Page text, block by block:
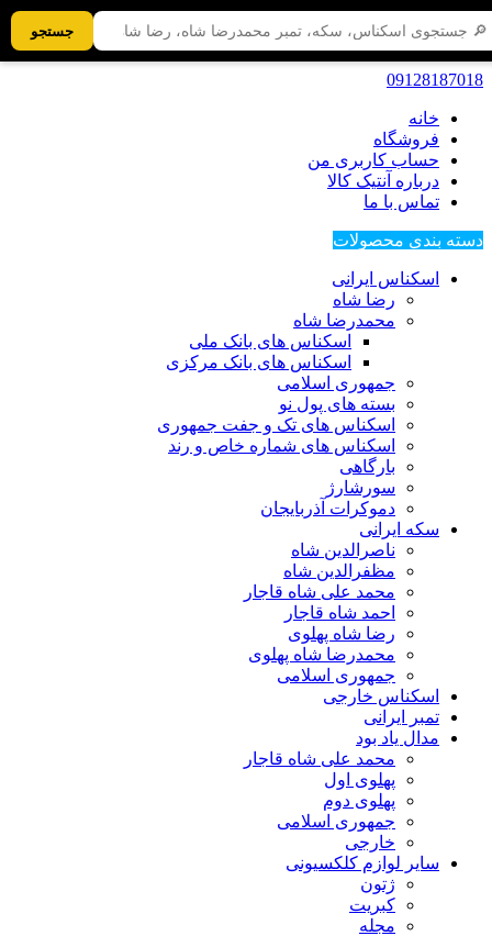
09128187018
خانه
فروشگاه
حساب کاربری من
درباره آنتیک کالا
تماس با ما
دسته بندی محصولات
اسکناس ایرانی
رضا شاه
محمدرضا شاه
اسکناس های بانک ملی
اسکناس های بانک مرکزی
جمهوری اسلامی
بسته های پول نو
اسکناس های تک و جفت جمهوری
اسکناس های شماره خاص و رند
بارگاهی
سورشارژ
دموکرات آذربایجان
سکه ایرانی
ناصرالدین شاه
مظفرالدین شاه
محمد علی شاه قاجار
احمد شاه قاجار
رضا شاه پهلوی
محمدرضا شاه پهلوی
جمهوری اسلامی
اسکناس خارجی
تمبر ایرانی
مدال یاد بود
محمد علی شاه قاجار
پهلوی اول
پهلوی دوم
جمهوری اسلامی
خارجی
سایر لوازم کلکسیونی
ژتون
کبریت
مجله
جستجو